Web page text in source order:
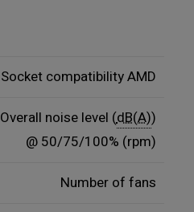
Socket compatibility AMD
Overall noise level (dB(A))
@ 50/75/100% (rpm)
Number of fans